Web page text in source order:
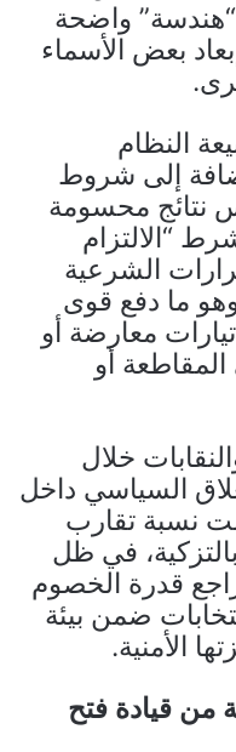
“هندسة” واضحة
بعض الأسماء
النظام
إلى شروط
نتائج محسومة
“الالتزام
الشرعية
ما دفع قوى
معارضة أو
أو
خلال
السياسي داخل
نسبة تقارب
بالتزكية، في ظل
قدرة الخصوم
ضمن بيئة
الأمنية.
من قيادة فتح